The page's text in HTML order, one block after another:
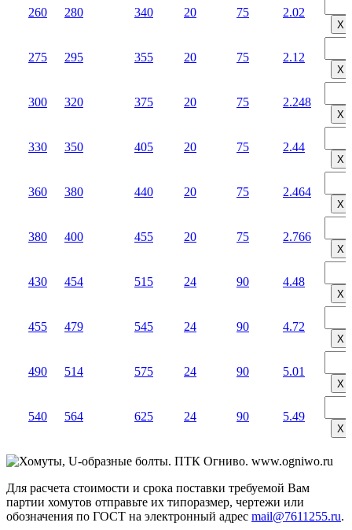
260 280 340 20 75 2.02
Х
275 295 355 20 75 2.12
Х
300 320 375 20 75 2.248
Х
330 350 405 20 75 2.44
Х
360 380 440 20 75 2.464
Х
380 400 455 20 75 2.766
Х
430 454 515 24 90 4.48
Х
455 479 545 24 90 4.72
Х
490 514 575 24 90 5.01
Х
540 564 625 24 90 5.49
Х
Для расчета стоимости и срока поставки требуемой Вам
партии хомутов отправьте их типоразмер, чертежи или
обозначения по ГОСТ на электронный адрес mail@7611255.ru.